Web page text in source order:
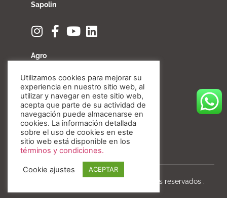
Sapolin
Agro
Fibratore
Copyright © Invesa 2020. Todos los derechos reservados .
Utilizamos cookies para mejorar su
experiencia en nuestro sitio web, al
utilizar y navegar en este sitio web,
acepta que parte de su actividad de
navegación puede almacenarse en
cookies. La información detallada
sobre el uso de cookies en este
sitio web está disponible en los
términos y condiciones.
Cookie ajustes ACEPTAR